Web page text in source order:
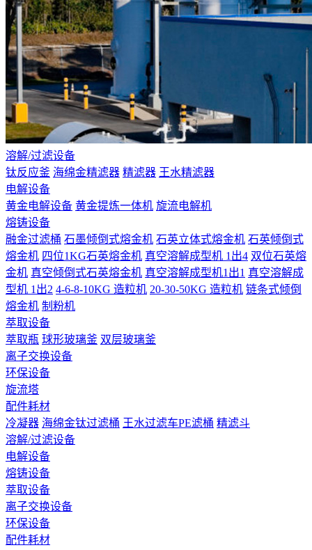
溶解/过滤设备
钛反应釜 海绵金精滤器 精滤器 王水精滤器
电解设备
黄金电解设备 黄金提炼一体机 旋流电解机
熔铸设备
融金过滤桶 石墨倾倒式熔金机 石英立体式熔金机 石英倾倒式
熔金机 四位1KG石英熔金机 真空溶解成型机 1出4 双位石英熔
金机 真空倾倒式石英熔金机 真空溶解成型机1出1 真空溶解成
型机 1出2 4-6-8-10KG 造粒机 20-30-50KG 造粒机 链条式倾倒
熔金机 制粉机
萃取设备
萃取瓶 球形玻璃釜 双层玻璃釜
离子交换设备
环保设备
旋流塔
配件耗材
冷凝器 海绵金钛过滤桶 王水过滤车PE滤桶 精滤斗
溶解/过滤设备
电解设备
熔铸设备
萃取设备
离子交换设备
环保设备
配件耗材